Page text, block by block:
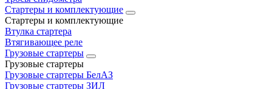
Стартеры и комплектующие
Стартеры и комплектующие
Втулка стартера
Втягивающее реле
Грузовые стартеры
Грузовые стартеры
Грузовые стартеры БелАЗ
Грузовые стартеры ЗИЛ